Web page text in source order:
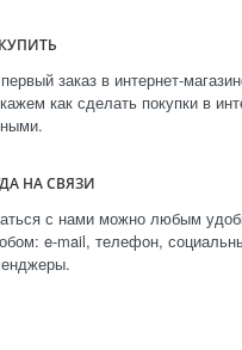
заказ в интернет-
как сделать покупки в
НА СВЯЗИ
с нами можно любым
e-mail, телефон,